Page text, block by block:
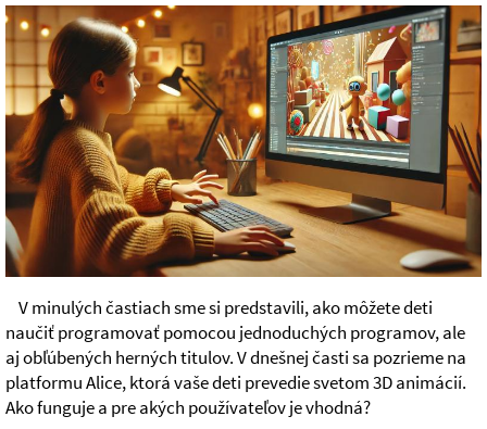
V minulých častiach sme si predstavili, ako môžete deti
naučiť programovať pomocou jednoduchých programov, ale
aj obľúbených herných titulov. V dnešnej časti sa pozrieme na
platformu Alice, ktorá vaše deti prevedie svetom 3D animácií.
Ako funguje a pre akých používateľov je vhodná?